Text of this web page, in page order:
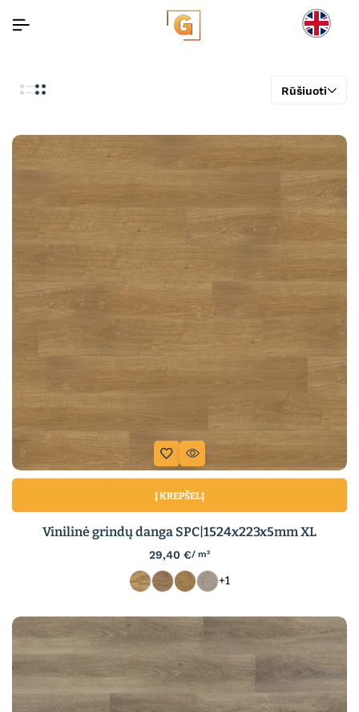
Rūšiuoti
Į KREPŠELĮ
Vinilinė grindų danga SPC|1524x223x5mm XL
29,40 €/ m²
+1